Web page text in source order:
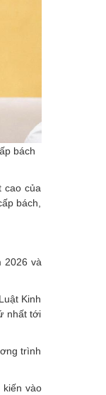
bách
cao của
bách,
2026 và
Kinh
nhất tới
trình
vào